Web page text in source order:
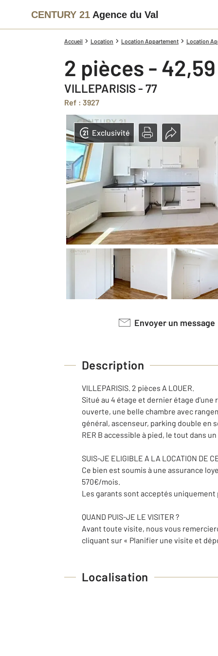
CENTURY 21 Agence du Val
Accueil Location Location Appartement Location
2 pièces -
VILLEPARISIS - 77
Ref : 3927
Exclusivité
Envoyer un message
Description
VILLEPARISIS. 2 pièces A LOUER.
Situé au 4 étage et dernier étage
ouverte, une belle chambre avec
général, ascenseur, parking double en
RER B accessible à pied, le tout dans
SUIS-JE ELIGIBLE A LA LOCATION DE
Ce bien est soumis à une assurance
570€/mois.
Les garants sont acceptés
QUAND PUIS-JE LE VISITER ?
Avant toute visite, nous vous
cliquant sur « Planifier une visite et
Localisation